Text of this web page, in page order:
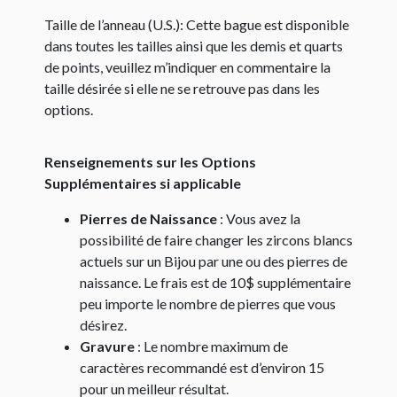
Taille de l’anneau (U.S.): Cette bague est disponible
dans toutes les tailles ainsi que les demis et quarts
de points, veuillez m’indiquer en commentaire la
taille désirée si elle ne se retrouve pas dans les
options.
Renseignements sur les Options
Supplémentaires si applicable
Pierres de Naissance : Vous avez la
possibilité de faire changer les zircons blancs
actuels sur un Bijou par une ou des pierres de
naissance. Le frais est de 10$ supplémentaire
peu importe le nombre de pierres que vous
désirez.
Gravure : Le nombre maximum de
caractères recommandé est d’environ 15
pour un meilleur résultat.